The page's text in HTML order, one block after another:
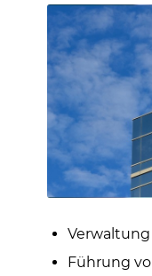
Führung